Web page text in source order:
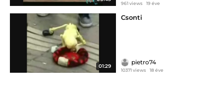
961 views 19 éve
01:29
Csonti
pietro74
10371 views 18 éve